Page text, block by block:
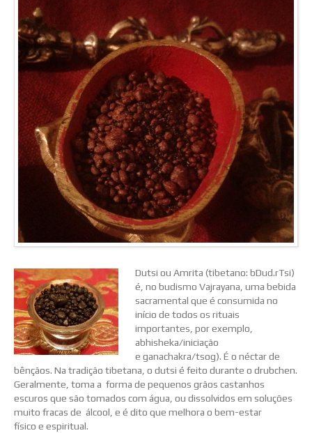
Dutsi ou Amrita (tibetano: bDud.rTsi)
é, no budismo Vajrayana, uma bebida
sacramental que é consumida no
início de todos os rituais
importantes, por exemplo
abhisheka/iniciação
e ganachakra/tsog). É o néctar de
bênçãos. Na tradição tibetana , o dutsi é feito durante o drubchen.
Geralmente, toma a forma de pequenos grãos castanhos
escuros que são tomados com água , ou dissolvidos em soluções
muito fracas de álcool , e é dito que melhora o bem-estar
físico e espiritual.